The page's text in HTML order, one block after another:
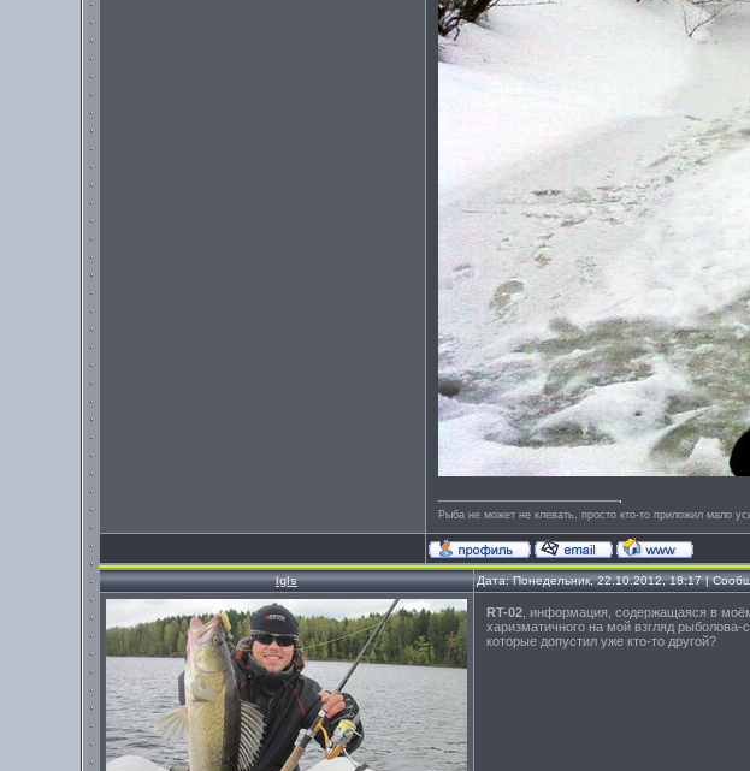
Рыба не может не клевать, просто кто-то приложил мало
Igls Дата: Понедельник, 22.10.2012, 18:17 |
RT-02 , информация, содержащаяся в
харизматичного на мой взгляд
которые допустил уже кто-то другой?